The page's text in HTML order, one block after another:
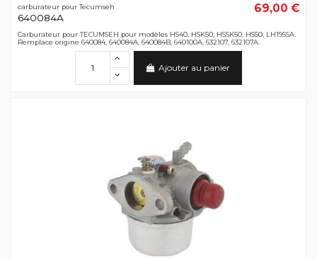
carburateur pour Tecumseh
640084A
69,00 €
Carburateur pour TECUMSEH pour modèles HS40, HSK50, HSSK50, HS50, LH1955A.
Remplace origine 640084, 640084A, 640084B, 640100A, 632107, 632107A.
Ajouter au panier